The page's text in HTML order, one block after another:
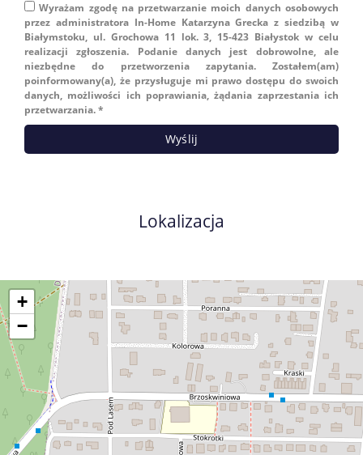
Wyrażam zgodę na przetwarzanie moich danych osobowych
przez administratora In-Home Katarzyna Grecka z siedzibą w
Białymstoku, ul. Grochowa 11 lok. 3, 15-423 Białystok w celu
realizacji zgłoszenia. Podanie danych jest dobrowolne, ale
niezbędne do przetworzenia zapytania. Zostałem(am)
poinformowany(a), że przysługuje mi prawo dostępu do swoich
danych, możliwości ich poprawiania, żądania zaprzestania ich
przetwarzania. *
Lokalizacja
+
−